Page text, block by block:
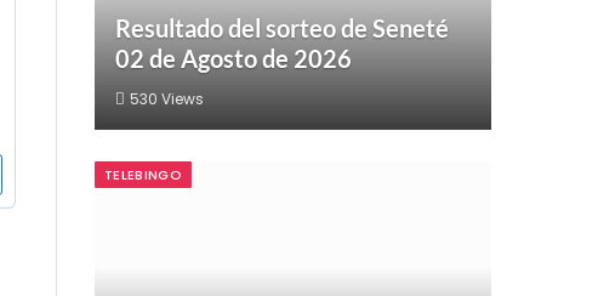
Resultado del sorteo de Seneté
02 de Agosto de 2026
530 Views
TELEBINGO